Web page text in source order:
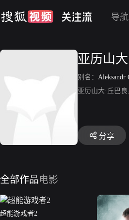
导航
亚历山
别名： Aleksandr
亚历山大·丘巴
分享
全部作品电影
超能游戏者2